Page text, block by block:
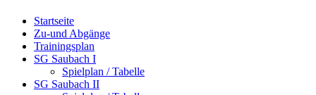
Startseite
Zu-und Abgänge
Trainingsplan
SG Saubach I
Spielplan / Tabelle
SG Saubach II